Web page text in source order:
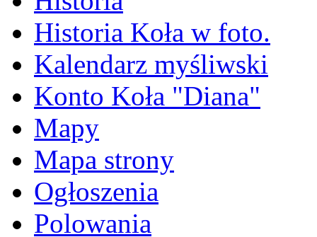
Historia Koła w foto.
Kalendarz myśliwski
Konto Koła "Diana"
Mapy
Mapa strony
Ogłoszenia
Polowania